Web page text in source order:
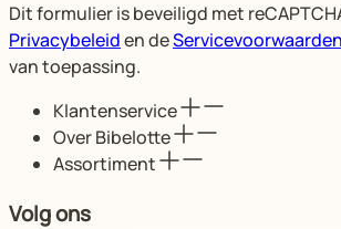
Dit formulier is beveiligd met
Privacybeleiden deServicevoorwaarden
van toepassing.
Klantenservice
Over Bibelotte
Assortiment
Volg ons